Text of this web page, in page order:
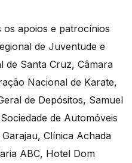
os apoios e patrocínios
de Juventude e
de Santa Cruz, Câmara
Nacional de Karate,
de Depósitos, Samuel
de Automóveis
Clínica Achada
ABC, Hotel Dom